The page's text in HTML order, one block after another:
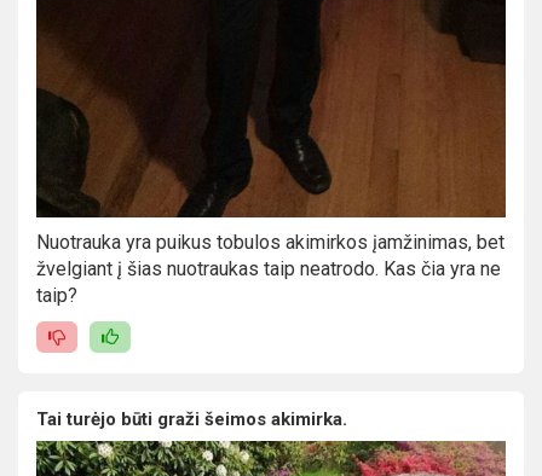
Nuotrauka yra puikus tobulos akimirkos įamžinimas, bet
žvelgiant į šias nuotraukas taip neatrodo. Kas čia yra ne
taip?
Tai turėjo būti graži šeimos akimirka.